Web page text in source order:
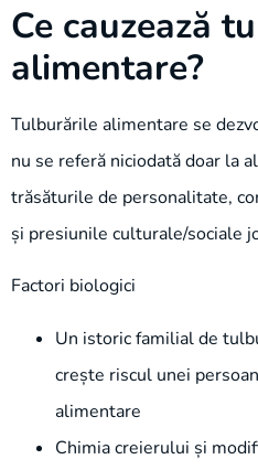
Ce cauzează
alimentare?
Tulburările alimentare se
nu se referă niciodată doar la
trăsăturile de personalitate,
și presiunile culturale/sociale
Factori biologici
Un istoric familial de
crește riscul unei
alimentare
Chimia creierului și